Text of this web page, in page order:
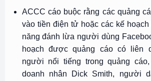
ACCC cáo buộc rằng các quảng
vào tiền điện tử hoặc các kế
năng đánh lừa người dùng
hoạch được quảng cáo có liên
người nổi tiếng trong quảng
doanh nhân Dick Smith, người